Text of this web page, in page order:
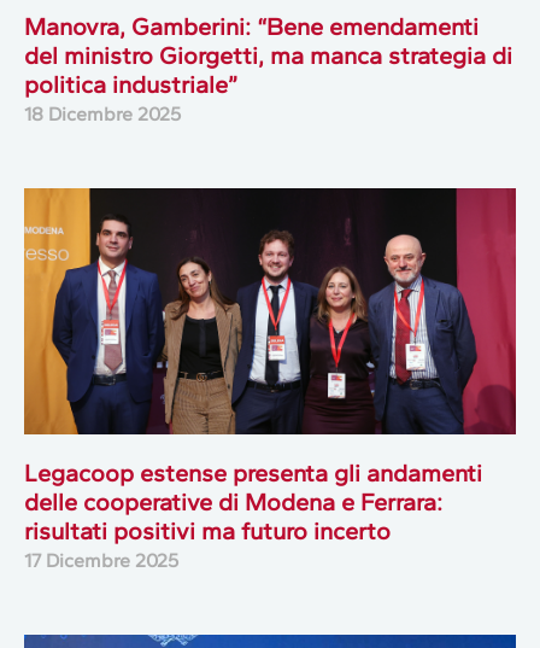
Manovra, Gamberini: “Bene emendamenti
del ministro Giorgetti, ma manca strategia di
politica industriale”
18 Dicembre 2025
Legacoop estense presenta gli andamenti
delle cooperative di Modena e Ferrara:
risultati positivi ma futuro incerto
17 Dicembre 2025